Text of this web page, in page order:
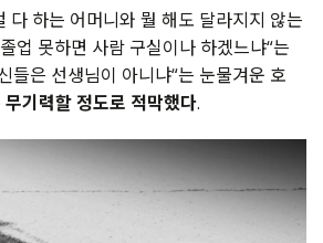
다 하는 어머니와 뭘 해도 달라지지 않는
업 못하면 사람 구실이나 하겠느냐“는
들은 선생님이 아니냐“는 눈물겨운 호
기력할 정도로 적막했다.